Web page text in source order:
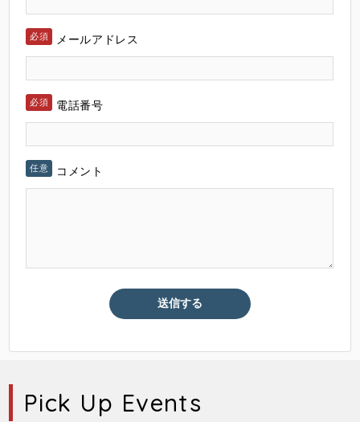
メールアドレス
電話番号
コメント
Pick Up Events